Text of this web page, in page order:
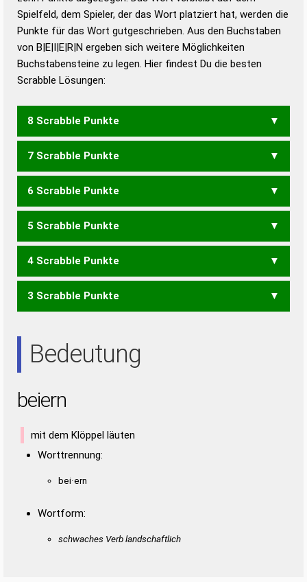
Duden – Richtiges und gutes
Deutsch
Duden – Die deutsche Grammatik
Duden – Deutsches
Spielfeld, dem Spieler, der das Wort platziert hat, werden die
Punkte für das Wort gutgeschrieben. Aus den Buchstaben
von B|E|I|E|R|N ergeben sich weitere Möglichkeiten
Buchstabensteine zu legen. Hier findest Du die besten
Scrabble Lösungen:
8 Scrabble Punkte
BERNIE BIEREN BREIEN
7 Scrabble Punkte
BEINE BIENE BIERE BIRNE
ERBEN ERBIN REBEN REIBE RIEBE
6 Scrabble Punkte
BEIN BENE BERN BIEN
EBNE
EIBE ERBE REBE REIB RIEB
5 Scrabble Punkte
BEN BIN ERB EINER NIERE
4 Scrabble Punkte
EINE EIRE EREN IREN
3 Scrabble Punkte
Bedeutung
beiern
mit dem Klöppel läuten
Worttrennung:
bei·ern
Wortform:
schwaches Verb landschaftlich